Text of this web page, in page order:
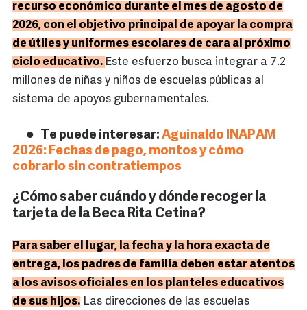
recurso económico durante el mes de agosto de
2026, con el objetivo principal de apoyar la compra
de útiles y uniformes escolares de cara al próximo
ciclo educativo. Este esfuerzo busca integrar a 7.2
millones de niñas y niños de escuelas públicas al
sistema de apoyos gubernamentales.
Te puede interesar: Aguinaldo INAPAM
2026: Fechas de pago, montos y cómo
cobrarlo sin contratiempos
¿Cómo saber cuándo y dónde recoger la
tarjeta de la Beca Rita Cetina?
Para saber el lugar, la fecha y la hora exacta de
entrega, los padres de familia deben estar atentos
a los avisos oficiales en los planteles educativos
de sus hijos. Las direcciones de las escuelas